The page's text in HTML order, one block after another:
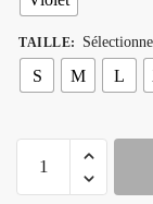
TAILLE:
S M L